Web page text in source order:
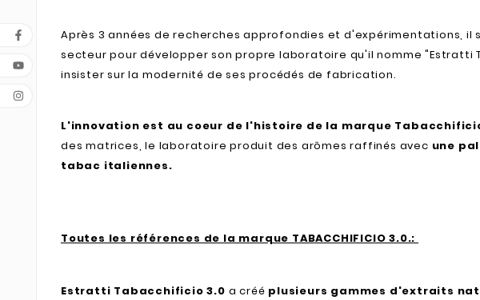
Après 3 années de recherches approfondies et d'expérimentations,
secteur pour développer son propre laboratoire qu'il nomme
insister sur la modernité de ses procédés de fabrication.
L'innovation est au coeur de l'histoire de la marque
des matrices, le laboratoire produit des arômes raffinés avec une
tabac italiennes.
Toutes les références de la marque TABACCHIFICIO 3.0.:
Estratti Tabacchificio 3.0 a créé plusieurs gammes d'extraits